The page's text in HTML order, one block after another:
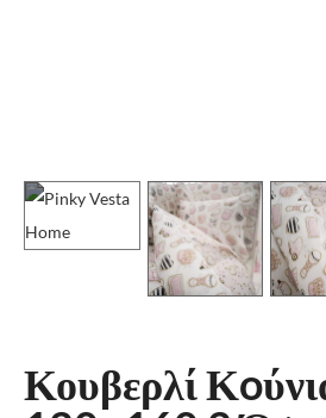
Κουβερλί